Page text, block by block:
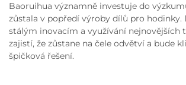
Baoruihua významně investuje do
zůstala v popředí výroby dílů pro hodinky.
stálým inovacím a využívání nejnovějších
zajistí, že zůstane na čele odvětví a bude
špičková řešení.